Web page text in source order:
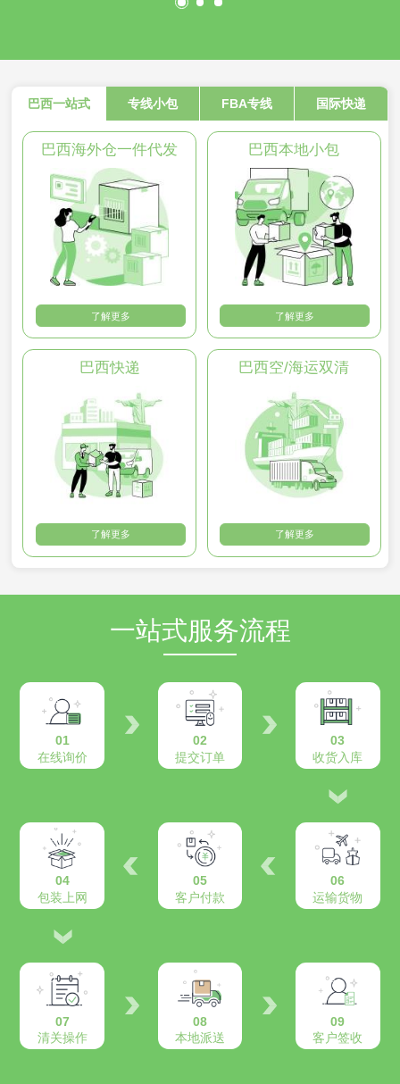
巴西一站式 专线小包 FBA专线 国际快递
巴西海外仓一件代发
了解更多
巴西本地小包
了解更多
巴西快递
了解更多
巴西空/海运双清
了解更多
一站式服务流程
01
在线询价
02
提交订单
03
收货入库
04
包装上网
05
客户付款
06
运输货物
07
清关操作
08
本地派送
09
客户签收